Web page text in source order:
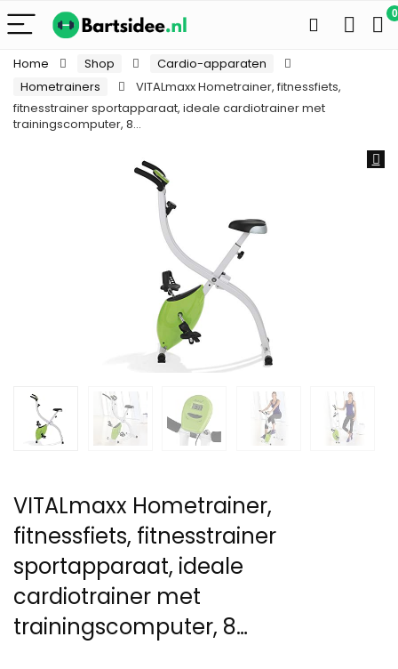
0
Home Shop
Cardio-apparaten
Hometrainers
VITALmaxx Hometrainer, fitnessfiets,
fitnesstrainer sportapparaat, ideale cardiotrainer met
trainingscomputer, 8…
VITALmaxx Hometrainer,
fitnessfiets, fitnesstrainer
sportapparaat, ideale
cardiotrainer met
trainingscomputer, 8…